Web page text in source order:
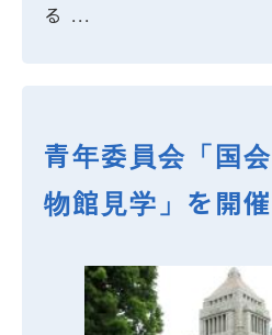
る ...
青年委員会「国
物館見学」を開催